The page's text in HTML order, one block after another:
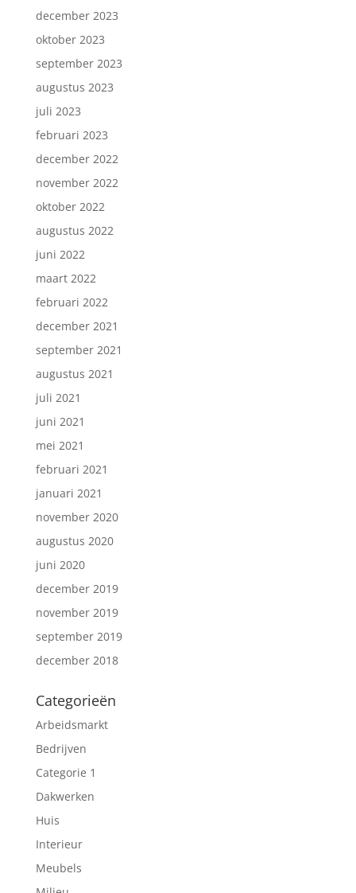
december 2023
oktober 2023
september 2023
augustus 2023
juli 2023
februari 2023
december 2022
november 2022
oktober 2022
augustus 2022
juni 2022
maart 2022
februari 2022
december 2021
september 2021
augustus 2021
juli 2021
juni 2021
mei 2021
februari 2021
januari 2021
november 2020
augustus 2020
juni 2020
december 2019
november 2019
september 2019
december 2018
Categorieën
Arbeidsmarkt
Bedrijven
Categorie 1
Dakwerken
Huis
Interieur
Meubels